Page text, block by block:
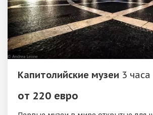
Капитолийские музеи 3 часа
от 220 евро